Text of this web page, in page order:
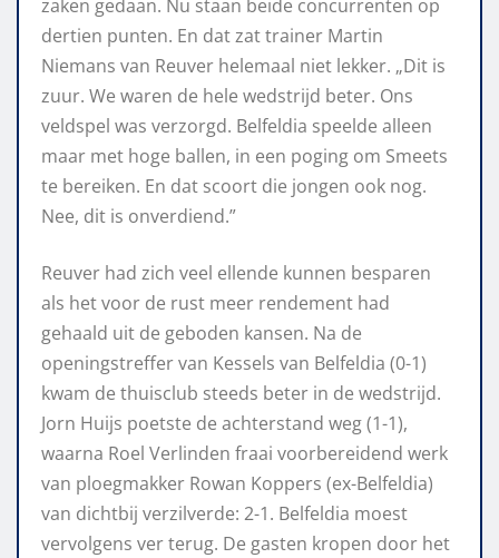
zaken gedaan. Nu staan beide concurrenten op
dertien punten. En dat zat trainer Martin
Niemans van Reuver helemaal niet lekker. „Dit is
zuur. We waren de hele wedstrijd beter. Ons
veldspel was verzorgd. Belfeldia speelde alleen
maar met hoge ballen, in een poging om Smeets
te bereiken. En dat scoort die jongen ook nog.
Nee, dit is onverdiend.”
Reuver had zich veel ellende kunnen besparen
als het voor de rust meer rendement had
gehaald uit de geboden kansen. Na de
openingstreffer van Kessels van Belfeldia (0-1)
kwam de thuisclub steeds beter in de wedstrijd.
Jorn Huijs poetste de achterstand weg (1-1),
waarna Roel Verlinden fraai voorbereidend werk
van ploegmakker Rowan Koppers (ex-Belfeldia)
van dichtbij verzilverde: 2-1. Belfeldia moest
vervolgens ver terug. De gasten kropen door het